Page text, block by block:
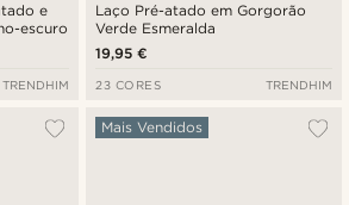
e
escuro
TRENDHIM
Laço Pré-atado em Gorgorão
Verde Esmeralda
19,95 €
23 CORES TRENDHIM
Mais Vendidos